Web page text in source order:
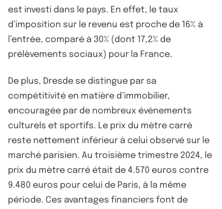
est investi dans le pays. En effet, le taux
d’imposition sur le revenu est proche de 16% à
l’entrée, comparé à 30% (dont 17,2% de
prélèvements sociaux) pour la France.
De plus, Dresde se distingue par sa
compétitivité en matière d’immobilier,
encouragée par de nombreux événements
culturels et sportifs. Le prix du mètre carré
reste nettement inférieur à celui observé sur le
marché parisien. Au troisième trimestre 2024, le
prix du mètre carré était de 4.570 euros contre
9.480 euros pour celui de Paris, à la même
période. Ces avantages financiers font de